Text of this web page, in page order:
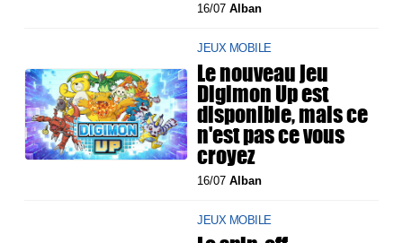
16/07Alban
JEUX MOBILE
Le nouveau jeu
Digimon Up est
disponible, mais ce
n'est pas ce vous
croyez
16/07Alban
JEUX MOBILE